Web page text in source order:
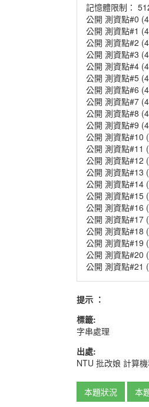
記憶體限制：
公開 測資點#0
公開 測資點#1
公開 測資點#2
公開 測資點#3
公開 測資點#4
公開 測資點#5
公開 測資點#6
公開 測資點#7
公開 測資點#8
公開 測資點#9
公開 測資點#10
公開 測資點#11
公開 測資點#12
公開 測資點#13
公開 測資點#14
公開 測資點#15
公開 測資點#16
公開 測資點#17
公開 測資點#18
公開 測資點#19
公開 測資點#20
公開 測資點#21
提示 ：
標籤:
字串處理
出處:
NTU 批改娘 計算
本題狀況 本